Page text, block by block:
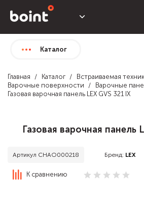
Каталог
Главная Каталог
Встраиваемая
Варочные поверхности
Варочные
Газовая варочная панель LEX GVS 321 IX
Газовая варочная панель
Артикул CHAO000218 Бренд: LEX
К сравнению